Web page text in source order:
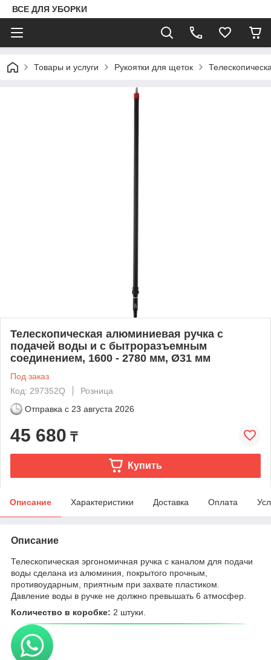
ВСЕ ДЛЯ УБОРКИ
Товары и услуги Рукоятки для щеток
Телескопическая алюминиевая ручка с
подачей воды и с бытроразъемным
соединением, 1600 - 2780 мм, Ø31 мм
Под заказ
Код: 297352Q
Розница
Отправка с 23 августа 2026
45 680 ₸
Купить
Описание Характеристики Доставка Оплата
Описание
Телескопическая эргономичная ручка с каналом для подачи
воды сделана из алюминия, покрытого прочным,
противоударным, приятным при захвате пластиком.
Давление воды в ручке не должно превышать 6 атмосфер.
Количество в коробке: 2 штуки.